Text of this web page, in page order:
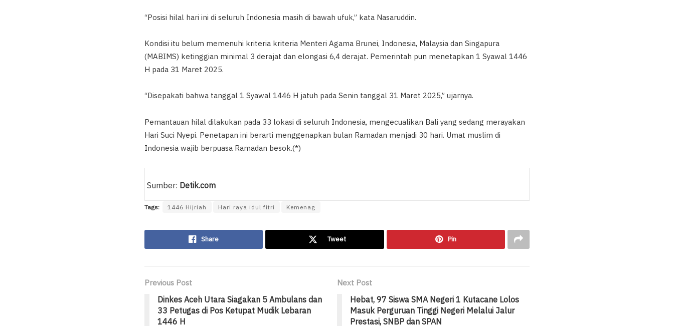
“Posisi hilal hari ini di seluruh Indonesia masih di bawah ufuk,” kata Nasaruddin.
Kondisi itu belum memenuhi kriteria kriteria Menteri Agama Brunei, Indonesia, Malaysia dan Singapura
(MABIMS) ketinggian minimal 3 derajat dan elongasi 6,4 derajat. Pemerintah pun menetapkan 1 Syawal 1446
H pada 31 Maret 2025.
“Disepakati bahwa tanggal 1 Syawal 1446 H jatuh pada Senin tanggal 31 Maret 2025,” ujarnya.
Pemantauan hilal dilakukan pada 33 lokasi di seluruh Indonesia, mengecualikan Bali yang sedang merayakan
Hari Suci Nyepi. Penetapan ini berarti menggenapkan bulan Ramadan menjadi 30 hari. Umat muslim di
Indonesia wajib berpuasa Ramadan besok.(*)
Sumber: Detik.com
Tags: 1446 Hijriah Hari raya idul fitri Kemenag
Share Tweet Pin
Previous Post
Dinkes Aceh Utara Siagakan 5 Ambulans dan
33 Petugas di Pos Ketupat Mudik Lebaran
1446 H
Next Post
Hebat, 97 Siswa SMA Negeri 1 Kutacane Lolos
Masuk Perguruan Tinggi Negeri Melalui Jalur
Prestasi, SNBP dan SPAN